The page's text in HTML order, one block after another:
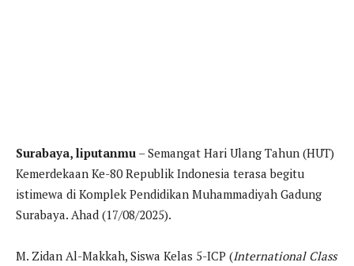
Surabaya, liputanmu – Semangat Hari Ulang Tahun (HUT)
Kemerdekaan Ke-80 Republik Indonesia terasa begitu
istimewa di Komplek Pendidikan Muhammadiyah Gadung
Surabaya. Ahad (17/08/2025).
M. Zidan Al-Makkah, Siswa Kelas 5-ICP (International Class